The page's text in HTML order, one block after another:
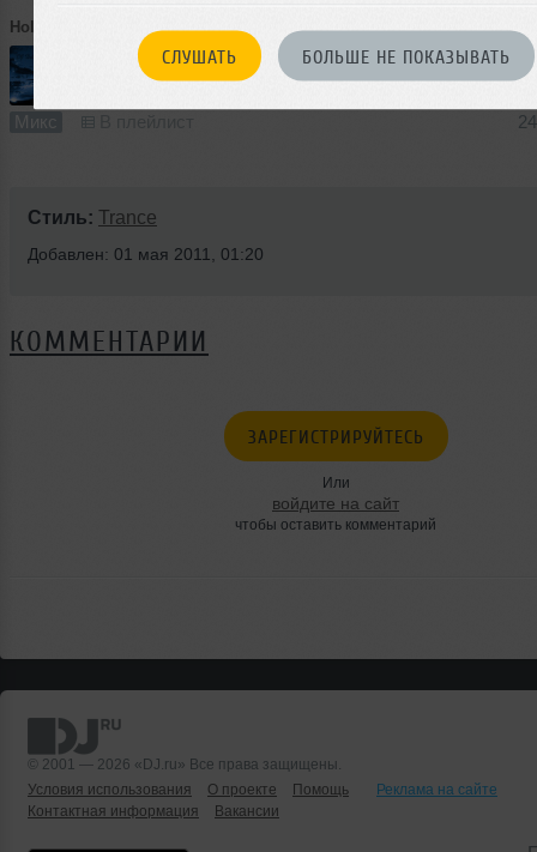
СЛУШАТЬ БОЛЬШЕ НЕ ПОКАЗЫВАТЬ
Holland. DJ Holland-Night Flight (24.04.11)
Микс
Стиль: Trance
Добавлен: 01 мая 2011, 01:20
КОММЕНТАРИИ
ЗАРЕГИСТРИРУЙТЕСЬ
Или
войдите на сайт
чтобы оставить комментарий
© 2001 — 2026 «DJ.ru» Все права защищены.
Условия использования
О проекте Помощь
Реклама на сайте
Контактная информация
Вакансии